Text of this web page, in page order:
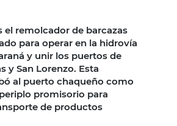
el remolcador de barcazas
para operar en la hidrovía
y unir los puertos de
y San Lorenzo. Esta
al puerto chaqueño como
promisorio para
de productos